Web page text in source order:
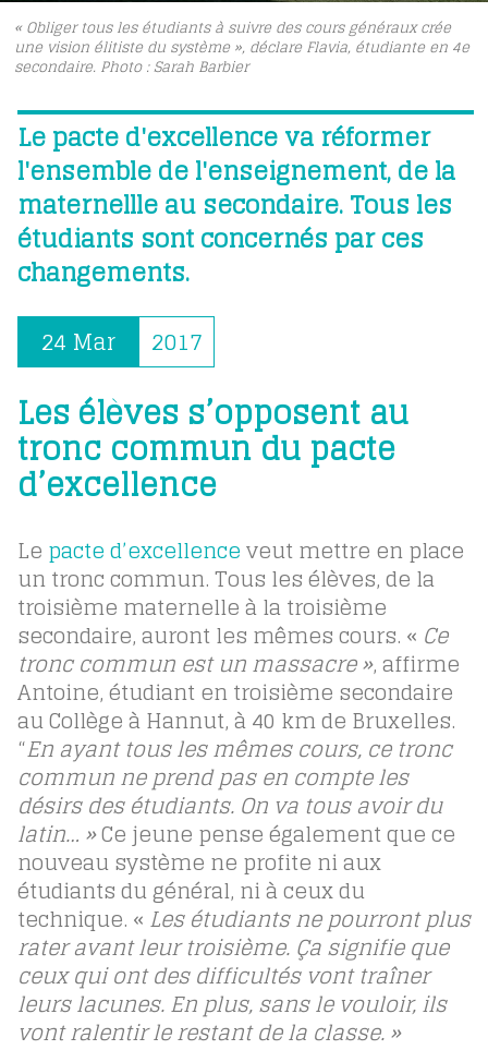
« Obliger tous les étudiants à suivre des cours généraux crée
une vision élitiste du système », déclare Flavia, étudiante en 4e
secondaire. Photo : Sarah Barbier
Le pacte d'excellence va réformer
l'ensemble de l'enseignement, de la
maternellle au secondaire. Tous les
étudiants sont concernés par ces
changements.
24 Mar 2017
Les élèves s’opposent au
tronc commun du pacte
d’excellence
Le pacte d’excellenceveut mettre en place
un tronc commun. Tous les élèves, de la
troisième maternelle à la troisième
secondaire, auront les mêmes cours. « Ce
tronc commun est un massacre », affirme
Antoine, étudiant en troisième secondaire
au Collège à Hannut, à 40 km de Bruxelles.
“En ayant tous les mêmes cours, ce tronc
commun ne prend pas en compte les
désirs des étudiants. On va tous avoir du
latin… »Ce jeune pense également que ce
nouveau système ne profite ni aux
étudiants du général, ni à ceux du
technique. « Les étudiants ne pourront plus
rater avant leur troisième. Ça signifie que
ceux qui ont des difficultés vont traîner
leurs lacunes. En plus, sans le vouloir, ils
vont ralentir le restant de la classe. »